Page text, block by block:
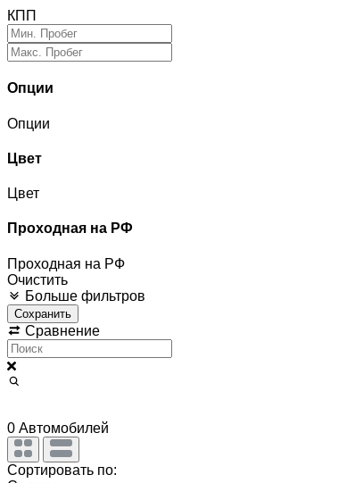
КПП
Опции
Опции
Цвет
Цвет
Проходная на РФ
Проходная на РФ
Очистить
Больше фильтров
Сохранить
Сравнение
0 Автомобилей
Сортировать по: